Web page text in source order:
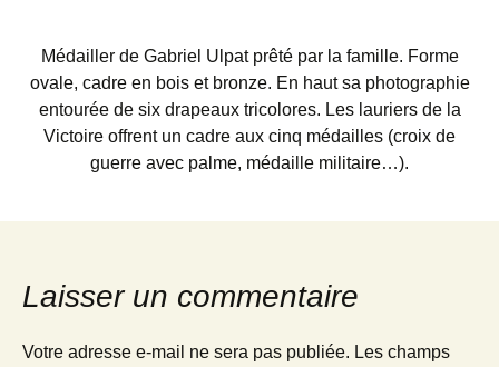
Médailler de Gabriel Ulpat prêté par la famille. Forme
ovale, cadre en bois et bronze. En haut sa photographie
entourée de six drapeaux tricolores. Les lauriers de la
Victoire offrent un cadre aux cinq médailles (croix de
guerre avec palme, médaille militaire…).
Laisser un commentaire
Votre adresse e-mail ne sera pas publiée. Les champs